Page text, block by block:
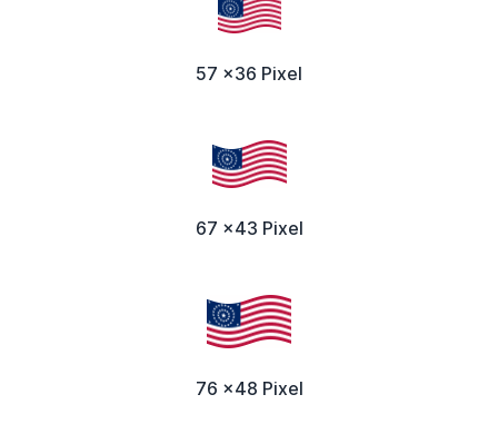
57 x36 Pixel
67 x43 Pixel
76 x48 Pixel